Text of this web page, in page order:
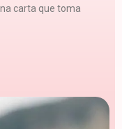
carta que toma